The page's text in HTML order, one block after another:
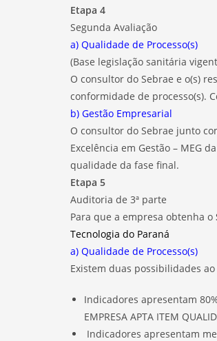
Etapa 4
Segunda Avaliação
a) Qualidade de Processo(s)
(Base legislação sanitária
O consultor do Sebrae e o(s)
conformidade de processo(s).
b) Gestão Empresarial
O consultor do Sebrae junto
Excelência em Gestão – MEG
qualidade da fase final.
Etapa 5
Auditoria de 3ª parte
Para que a empresa obtenha o
Tecnologia do Paraná
a) Qualidade de Processo(s)
Existem duas possibilidades
Indicadores apresentam
EMPRESA APTA ITEM
Indicadores apresentam